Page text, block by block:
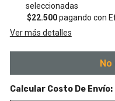
seleccionadas
$22.500pagando con
Ver más detalles
Calcular Costo De Envío: